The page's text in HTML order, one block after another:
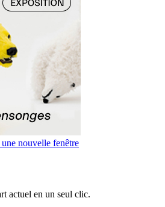
nouvelle fenêtre
actuel en un seul clic.